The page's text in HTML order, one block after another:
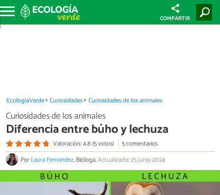
COMPARTIR
EcologíaVerde Curiosidades Curiosidades de los animales
Curiosidades de los animales
Diferencia entre búho y lechuza
Valoración: 4.8 (5 votos)
5 comentarios
PorLaura Fernández, Bióloga.Actualizado: 25 junio 2024